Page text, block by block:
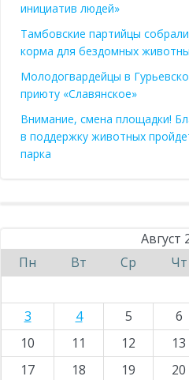
инициатив людей»
Тамбовские партийцы
корма для бездомных
Молодогвардейцы в
приюту «Славянское»
Внимание, смена площадки!
в поддержку животных
парка
Август
Пн
Вт Ср Чт
3
4 5 6
10
11 12 13
17
18 19 20